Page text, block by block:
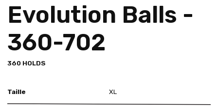
Evolution Balls -
360-702
360 HOLDS
Taille XL